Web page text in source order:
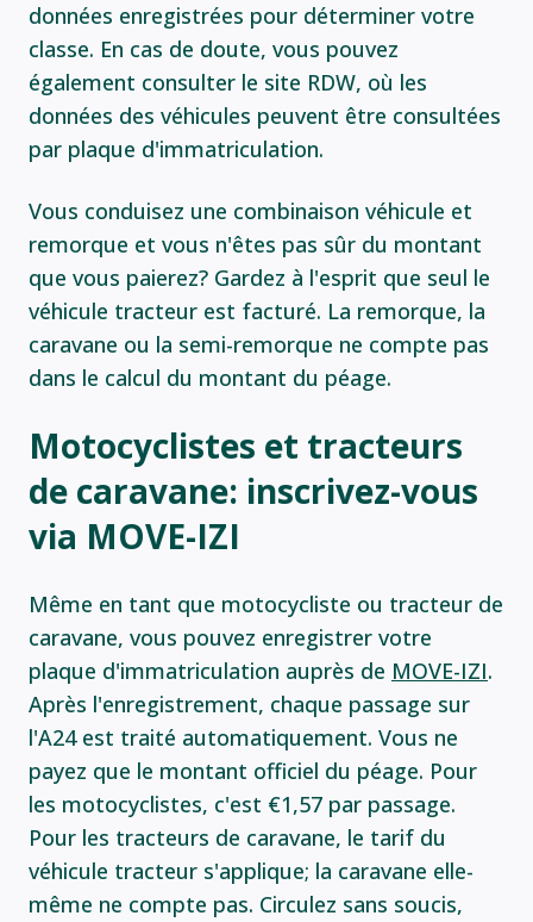
données enregistrées pour déterminer votre
classe. En cas de doute, vous pouvez
également consulter le site RDW, où les
données des véhicules peuvent être consultées
par plaque d'immatriculation.
Vous conduisez une combinaison véhicule et
remorque et vous n'êtes pas sûr du montant
que vous paierez? Gardez à l'esprit que seul le
véhicule tracteur est facturé. La remorque, la
caravane ou la semi-remorque ne compte pas
dans le calcul du montant du péage.
Motocyclistes et tracteurs
de caravane: inscrivez-vous
via MOVE-IZI
Même en tant que motocycliste ou tracteur de
caravane, vous pouvez enregistrer votre
plaque d'immatriculation auprès de MOVE-IZI.
Après l'enregistrement, chaque passage sur
l'A24 est traité automatiquement. Vous ne
payez que le montant officiel du péage. Pour
les motocyclistes, c'est €1,57 par passage.
Pour les tracteurs de caravane, le tarif du
véhicule tracteur s'applique; la caravane elle-
même ne compte pas. Circulez sans soucis,